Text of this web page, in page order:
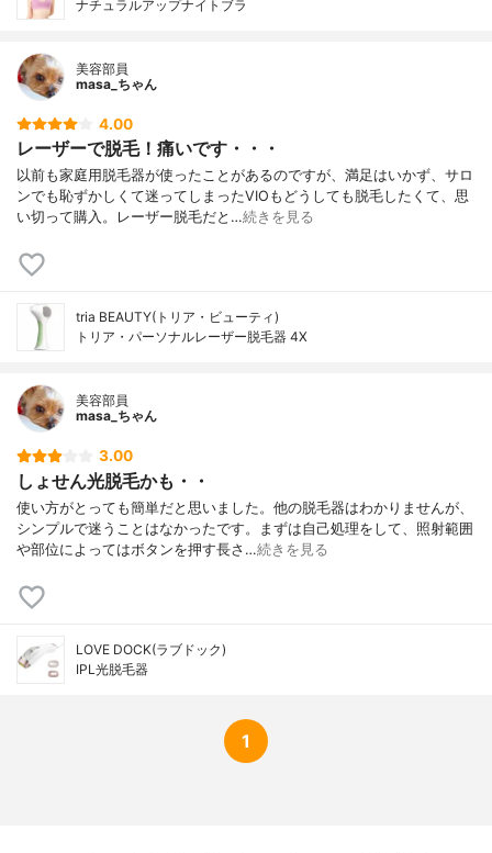
ナチュラルアップナイトブラ
美容部員
masa_ちゃん
4.00
レーザーで脱毛！痛いです・・・
以前も家庭用脱毛器が使ったことがあるのですが、満足はいかず、サロ
ンでも恥ずかしくて迷ってしまったVIOもどうしても脱毛したくて、思
い切って購入。レーザー脱毛だと…続きを見る
tria BEAUTY(トリア・ビューティ)
トリア・パーソナルレーザー脱毛器 4X
美容部員
masa_ちゃん
3.00
しょせん光脱毛かも・・
使い方がとっても簡単だと思いました。他の脱毛器はわかりませんが、
シンプルで迷うことはなかったです。まずは自己処理をして、照射範囲
や部位によってはボタンを押す長さ…続きを見る
LOVE DOCK(ラブドック)
IPL光脱毛器
1